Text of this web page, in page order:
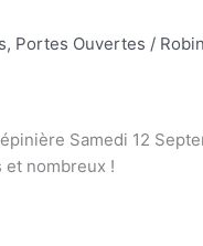
, Portes Ouvertes / Robin
Samedi 12
et nombreux !